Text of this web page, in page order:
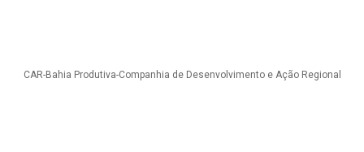
CAR-Bahia Produtiva-Companhia de Desenvolvimento e Ação Regional